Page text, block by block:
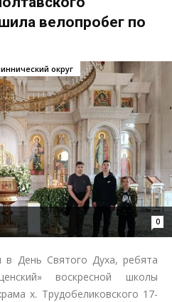
велопробег по
0
округ
в День Святого Духа, ребята
воскресной школы
х. Трудобеликовского 17-